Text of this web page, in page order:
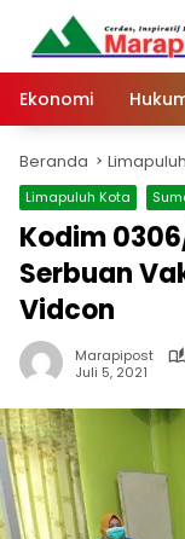
Langsung
konten
Ekonomi
Beranda
Limapuluh Kota
Kodim
Serbuan
Vidcon
Marapipost
Juli 5, 2021